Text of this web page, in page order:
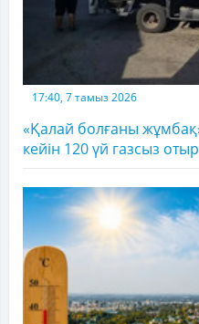
17:40, 7 тамыз 2026
«Қалай болғаны
кейін 120 үй газсыз отыр